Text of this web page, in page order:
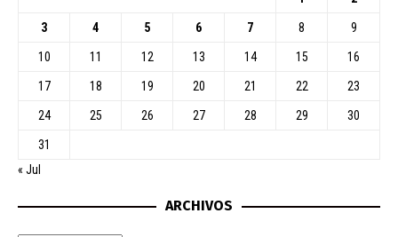
3 4 5 6 7 8 9
10 11 12 13 14 15 16
17 18 19 20 21 22 23
24 25 26 27 28 29 30
31
« Jul
ARCHIVOS